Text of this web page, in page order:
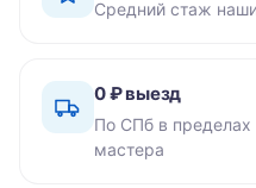
Средний стаж
0 ₽ выезд
По СПб в
мастера